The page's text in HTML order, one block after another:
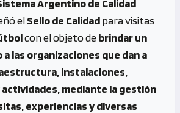
gr
a
m
at
s
A
p
p
Argentino de Calidad
elSello de Calidadpara visitas
con el objeto debrindar un
las organizaciones que dan a
instalaciones,
mediante la gestión
experiencias y diversas